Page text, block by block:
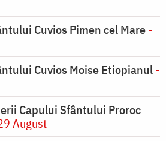
Cuvios Pimen cel Mare-
Cuvios Moise Etiopianul-
Capului Sfântului Proroc
August